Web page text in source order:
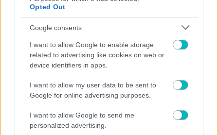
Opted Out
Google consents
I want to allow Google to enable storage
related to advertising like cookies on web or
device identifiers in apps.
I want to allow my user data to be sent to
Google for online advertising purposes.
I want to allow Google to send me
personalized advertising.
Αϊντχόφεν (ΦΩΤΟ)